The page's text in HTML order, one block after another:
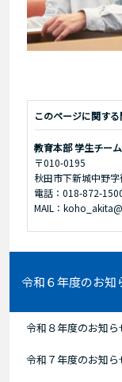
このページに関す
教育本部 学生チーム
〒010-0195
秋田市下新城中野
電話：018-872-
MAIL：
令和６年度のお知
令和８年度のお知ら
令和７年度のお知ら